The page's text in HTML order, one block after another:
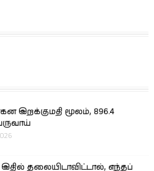
இறக்குமதி மூலம், 896.4
இதில் தலையிடாவிட்டால், எந்தப்